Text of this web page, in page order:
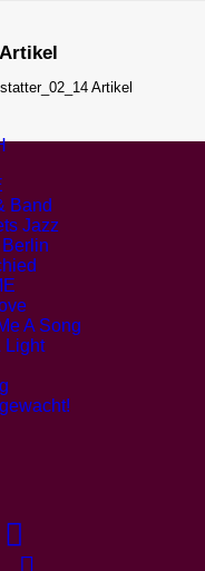
Band
Jazz
A Song
Light
Artikel